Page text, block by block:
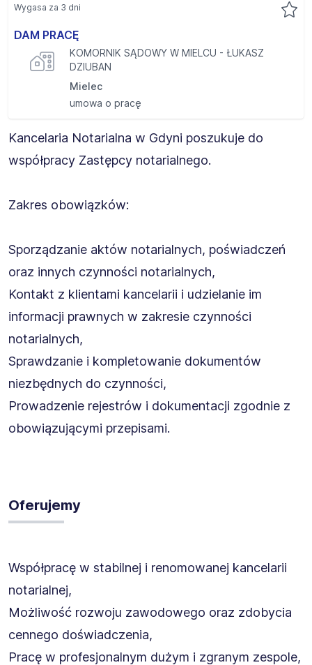
DAM PRACĘ
KOMORNIK SĄDOWY W MIELCU - ŁUKASZ
DZIUBAN
Mielec
umowa o pracę
Wygasa za 3 dni
Kancelaria Notarialna w Gdyni poszukuje do
współpracy Zastępcy notarialnego.
Zakres obowiązków:
Sporządzanie aktów notarialnych, poświadczeń
oraz innych czynności notarialnych,
Kontakt z klientami kancelarii i udzielanie im
informacji prawnych w zakresie czynności
notarialnych,
Sprawdzanie i kompletowanie dokumentów
niezbędnych do czynności,
Prowadzenie rejestrów i dokumentacji zgodnie z
obowiązującymi przepisami.
Oferujemy
Współpracę w stabilnej i renomowanej kancelarii
notarialnej,
Możliwość rozwoju zawodowego oraz zdobycia
cennego doświadczenia,
Pracę w profesjonalnym dużym i zgranym zespole,